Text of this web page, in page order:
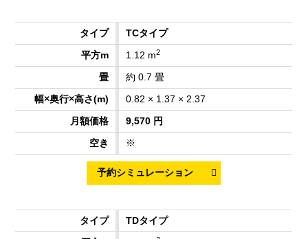
TCタイプ
1.12 m2
約 0.7 畳
0.82 × 1.37 × 2.37
9,570 円
※
TDタイプ